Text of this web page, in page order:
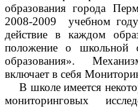
образования города
2008-2009 учебном
действие в каждом
положение о школьной
образования».
включает в себя
В школе имеется
мониторинговых